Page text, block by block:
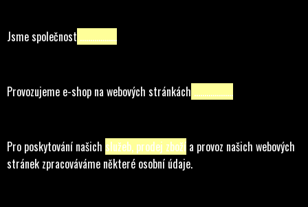
Jsme společnost ……………...
Provozujeme e-shop na webových stránkách ……………….
Pro poskytování našich služeb, prodej zboží a provoz našich webových
stránek zpracováváme některé osobní údaje.